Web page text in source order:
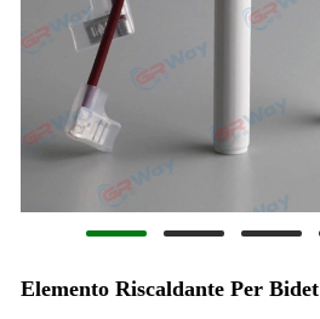
Elemento Riscaldante Per Bidet